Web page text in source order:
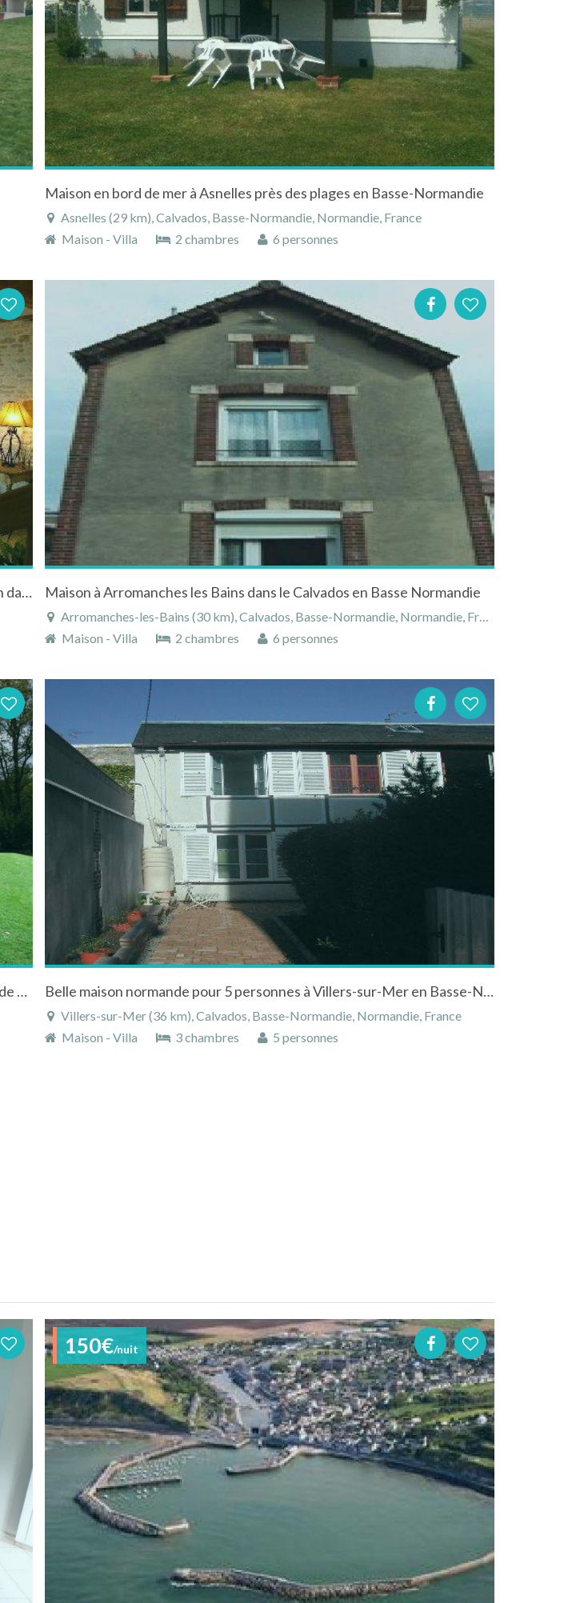
Maison en bord de mer à Asnelles près des plages en Basse-Normandie
Asnelles (29 km), Calvados, Basse-Normandie, Normandie, France
Maison - Villa
2 chambres 6 personnes
Maison avec piscine intérieure, sauna et espace bien-être à L'Oudon dans le Calvados en Normandie Maison à Arromanches les Bains dans le Calvados en Basse Normandie
Arromanches-les-Bains (30 km), Calvados, Basse-Normandie, Normandie, France
Maison - Villa
2 chambres 6 personnes
Maison à Villers sur Mer propice aux ballades et l’ambiance du bord de mer Belle maison normande pour 5 personnes à Villers-sur-Mer en Basse-Normandie
Villers-sur-Mer (36 km), Calvados, Basse-Normandie, Normandie, France
Maison - Villa
3 chambres 5 personnes
150€/nuit